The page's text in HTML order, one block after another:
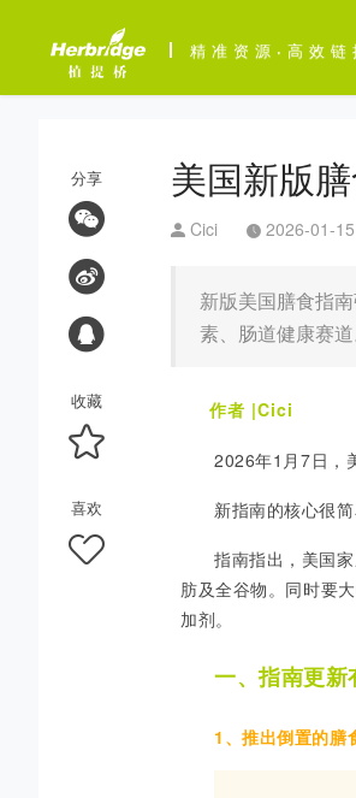
精准资源 · 高效链
分享
收藏
喜欢
美国新版
Cici 2026-01-15
新版美国膳食指
素、肠道健康赛道
作者 |Cici
2026年1月7日，
新指南的核心很
指南指出，美国
肪及全谷物。同时要
加剂。
一、指南更新
1、推出倒置的膳